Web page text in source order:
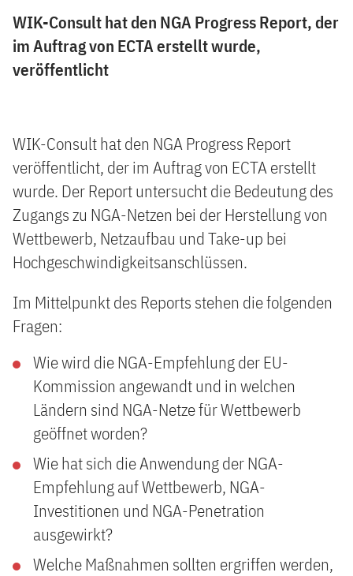
WIK-Consult hat den NGA Progress Report, der
im Auftrag von ECTA erstellt wurde,
veröffentlicht
WIK-Consult hat den NGA Progress Report
veröffentlicht, der im Auftrag von ECTA erstellt
wurde. Der Report untersucht die Bedeutung des
Zugangs zu NGA-Netzen bei der Herstellung von
Wettbewerb, Netzaufbau und Take-up bei
Hochgeschwindigkeitsanschlüssen.
Im Mittelpunkt des Reports stehen die folgenden
Fragen:
Wie wird die NGA-Empfehlung der EU-
Kommission angewandt und in welchen
Ländern sind NGA-Netze für Wettbewerb
geöffnet worden?
Wie hat sich die Anwendung der NGA-
Empfehlung auf Wettbewerb, NGA-
Investitionen und NGA-Penetration
ausgewirkt?
Welche Maßnahmen sollten ergriffen werden,